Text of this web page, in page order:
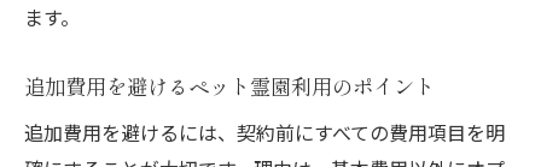
ます。
追加費用を避けるペット霊園利用のポイント
追加費用を避けるには、契約前にすべての費用項目を明